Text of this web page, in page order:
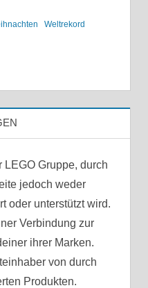
Weltrekord
LEGO Gruppe, durch
jedoch weder
oder unterstützt wird.
Verbindung zur
ihrer Marken.
von durch
Produkten.